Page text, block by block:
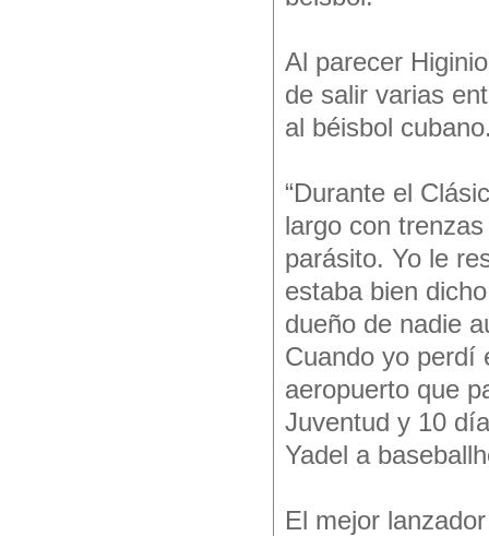
Al parecer
de salir varias
al béisbol
“Durante el
largo con
parásito. Yo le
estaba bien
dueño de nadie
Cuando yo perdí
aeropuerto que
Juventud y 10
Yadel a
El mejor